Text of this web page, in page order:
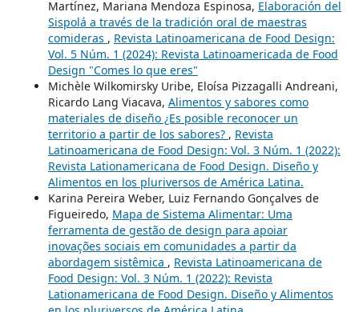
Martínez, Mariana Mendoza Espinosa, Elaboración del
Sispolá a través de la tradición oral de maestras
comideras , Revista Latinoamericana de Food Design:
Vol. 5 Núm. 1 (2024): Revista Latinoamericada de Food
Design "Comes lo que eres"
Michèle Wilkomirsky Uribe, Eloísa Pizzagalli Andreani,
Ricardo Lang Viacava, Alimentos y sabores como
materiales de diseño ¿Es posible reconocer un
territorio a partir de los sabores? , Revista
Latinoamericana de Food Design: Vol. 3 Núm. 1 (2022):
Revista Lationamericana de Food Design. Diseño y
Alimentos en los pluriversos de América Latina.
Karina Pereira Weber, Luiz Fernando Gonçalves de
Figueiredo, Mapa de Sistema Alimentar: Uma
ferramenta de gestão de design para apoiar
inovações sociais em comunidades a partir da
abordagem sistêmica , Revista Latinoamericana de
Food Design: Vol. 3 Núm. 1 (2022): Revista
Lationamericana de Food Design. Diseño y Alimentos